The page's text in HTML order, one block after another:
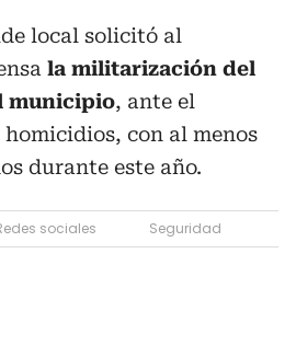
local solicitó al
la militarización del
municipio, ante el
con al menos
durante este año.
sociales Seguridad